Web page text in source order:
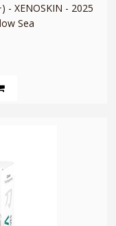
- XENOSKIN - 2025
Sea